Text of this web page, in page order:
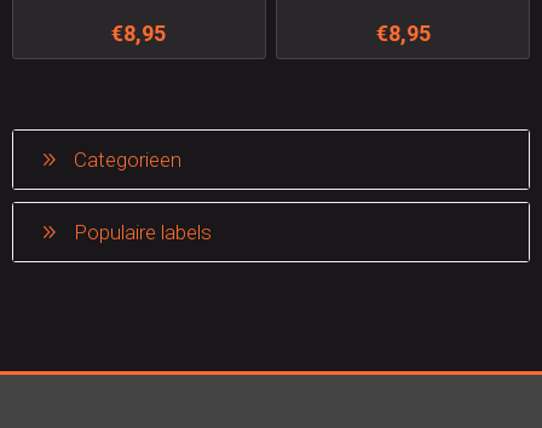
€8,95 €8,95
Categorieen
Populaire labels